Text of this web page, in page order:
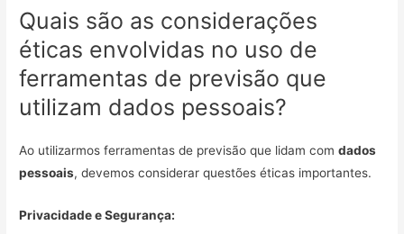
Quais são as considerações
éticas envolvidas no uso de
ferramentas de previsão que
utilizam dados pessoais?
Ao utilizarmos ferramentas de previsão que lidam comdados
pessoais, devemos considerar questões éticas importantes.
Privacidade e Segurança: